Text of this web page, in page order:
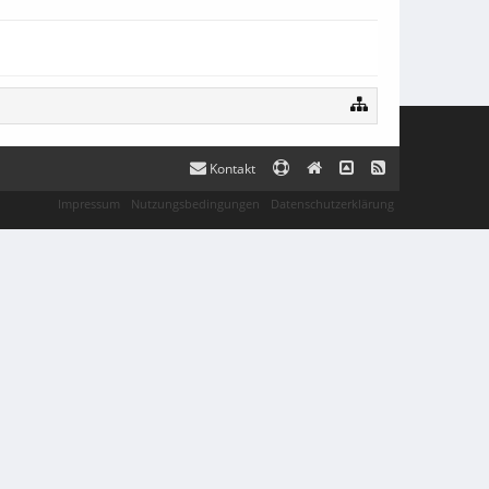
Kontakt
Impressum Nutzungsbedingungen Datenschutzerklärung